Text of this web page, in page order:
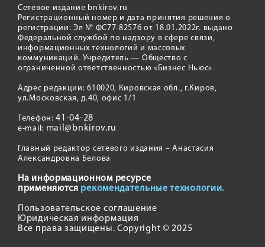
Сетевое издание bnkirov.ru
Регистрационный номер и дата принятия решения о
регистрации: Эл № ФС77-82576 от 18.01.2022г. выдано
Федеральной службой по надзору в сфере связи,
информационных технологий и массовых
коммуникаций. Учредитель — Общество с
ограниченной ответственностью «Бизнес Ньюс»
Адрес редакции: 610020, Кировская обл., г.Киров,
ул.Московская, д.40, офис 1/1
Телефон:41-04-28
e-mail: mail@bnkirov.ru
Главный редактор сетевого издания – Анастасия
Александровна Белова
На информационном ресурсе
применяются рекомендательные технологии.
Пользовательское соглашение
Юридическая информация
Все права защищены. Copyright © 2025